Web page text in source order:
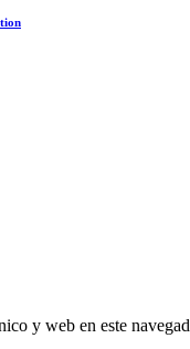
y web en este